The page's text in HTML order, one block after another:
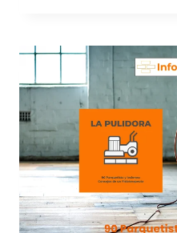
PRESUPUESTOS
FACTURAS